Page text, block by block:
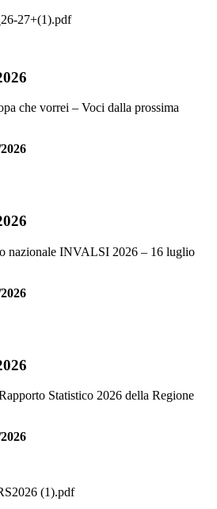
27+(1).pdf
che vorrei – Voci dalla prossima
nazionale INVALSI 2026 – 16 luglio
Statistico 2026 della Regione
(1).pdf